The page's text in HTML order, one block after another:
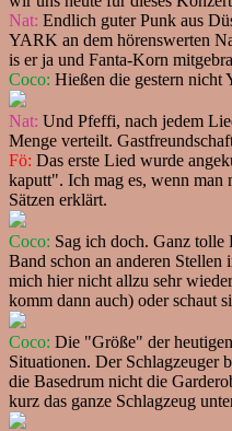
Nat: Endlich guter Punk aus
YARK an dem hörenswerten
is er ja und Fanta-Korn
Coco: Hießen die gestern nicht
Nat: Und Pfeffi, nach jedem
Menge verteilt.
Fö: Das erste Lied wurde
kaputt". Ich mag es, wenn man
Sätzen erklärt.
Coco: Sag ich doch. Ganz
Band schon an anderen
mich hier nicht allzu sehr
komm dann auch) oder schaut
Coco: Die "Größe" der
Situationen. Der Schlagzeuger
die Basedrum nicht die
kurz das ganze Schlagzeug